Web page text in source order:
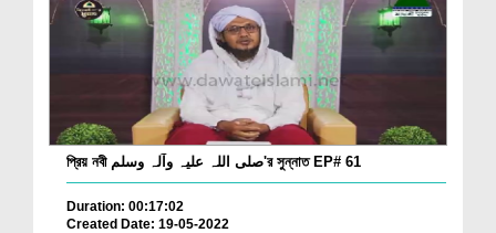
প্রিয় নবী صلی اللہ علیہ وآلہ وسلم'র সুন্নাত EP# 61
Duration: 00:17:02
Created Date: 19-05-2022